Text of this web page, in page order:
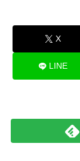
X
LINE